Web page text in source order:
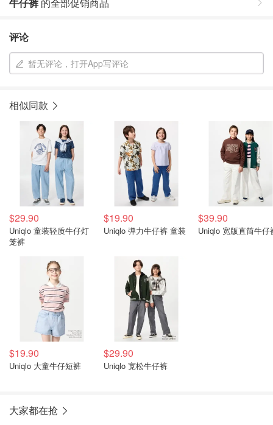
评论
暂无评论，打开App写评论
相似同款
$29.90
Uniqlo 童装轻质牛仔灯
笼裤
$19.90
Uniqlo 弹力牛仔裤 童装
$39.90
Uniqlo 宽版直筒牛仔
$19.90
Uniqlo 大童牛仔短裤
$29.90
Uniqlo 宽松牛仔裤
大家都在抢